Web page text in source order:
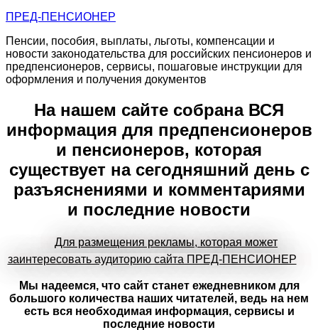
ПРЕД-ПЕНСИОНЕР
Пенсии, пособия, выплаты, льготы, компенсации и
новости законодательства для российских пенсионеров и
предпенсионеров, сервисы, пошаговые инструкции для
оформления и получения документов
На нашем сайте собрана ВСЯ
информация для предпенсионеров
и пенсионеров, которая
существует на сегодняшний день с
разъяснениями и комментариями
и последние новости
Для размещения рекламы, которая может
заинтересовать аудиторию сайта ПРЕД-ПЕНСИОНЕР
Мы надеемся, что сайт станет ежедневником для
большого количества наших читателей, ведь на нем
есть вся необходимая информация, сервисы и
последние новости